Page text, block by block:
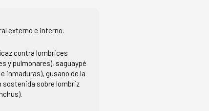
externo e interno.
contra lombrices
y pulmonares), saguaypé
inmaduras), gusano de la
sostenida sobre lombriz